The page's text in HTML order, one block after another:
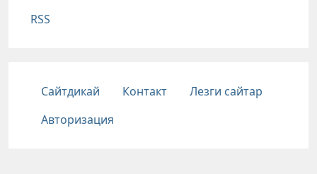
RSS
Подвал
Сайтдикай Контакт
Лезги сайтар
Авторизация